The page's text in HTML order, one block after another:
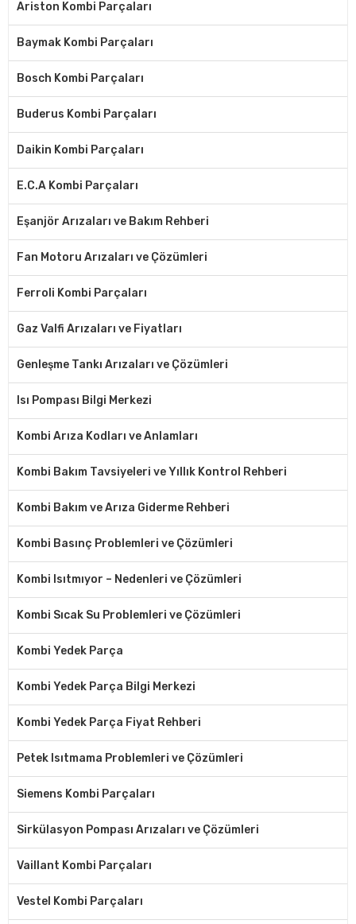
Ariston Kombi Parçaları
Baymak Kombi Parçaları
Bosch Kombi Parçaları
Buderus Kombi Parçaları
Daikin Kombi Parçaları
E.C.A Kombi Parçaları
Eşanjör Arızaları ve Bakım Rehberi
Fan Motoru Arızaları ve Çözümleri
Ferroli Kombi Parçaları
Gaz Valfi Arızaları ve Fiyatları
Genleşme Tankı Arızaları ve Çözümleri
Isı Pompası Bilgi Merkezi
Kombi Arıza Kodları ve Anlamları
Kombi Bakım Tavsiyeleri ve Yıllık Kontrol Rehberi
Kombi Bakım ve Arıza Giderme Rehberi
Kombi Basınç Problemleri ve Çözümleri
Kombi Isıtmıyor – Nedenleri ve Çözümleri
Kombi Sıcak Su Problemleri ve Çözümleri
Kombi Yedek Parça
Kombi Yedek Parça Bilgi Merkezi
Kombi Yedek Parça Fiyat Rehberi
Petek Isıtmama Problemleri ve Çözümleri
Siemens Kombi Parçaları
Sirkülasyon Pompası Arızaları ve Çözümleri
Vaillant Kombi Parçaları
Vestel Kombi Parçaları